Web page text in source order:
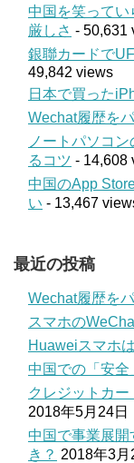
中国を笑って
厳しさ - 50,631
銀聯カードで
49,842 views
日本で買った
Wechat履歴を
ノートパソコ
るコツ - 14,608
中国のApp
い - 13,467
最近の投稿
Wechat履歴を
スマホの
Huaweiスマホ
中国での「安
クレジットカ
2018年5月24日
中国で事業展
き？ 2018年3月